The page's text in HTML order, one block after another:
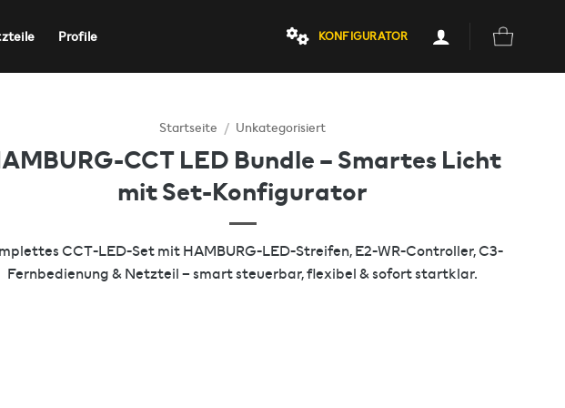
Profile KONFIGURATOR
Startseite / Unkategorisiert
CCT LED Bundle – Smartes Licht
mit Set-Konfigurator
CCT-LED-Set mit HAMBURG-LED-Streifen, E2-WR-Controller, C3-
Fernbedienung & Netzteil – smart steuerbar, flexibel & sofort startklar.